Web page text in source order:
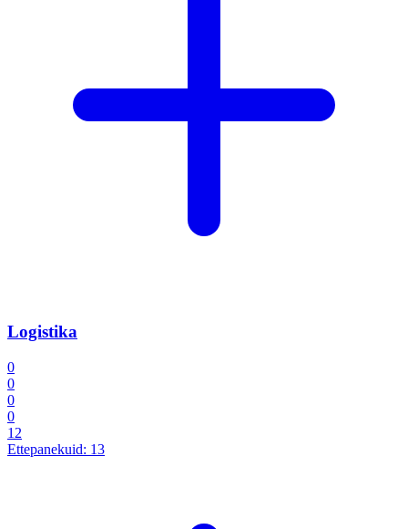
Logistika
0
0
0
0
12
Ettepanekuid: 13